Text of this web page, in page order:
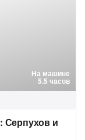
На машине
5.5 часов
Серпухов и